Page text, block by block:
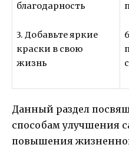
благодарность
3. Добавьте яркие
краски в свою
жизнь
Данный раздел
способам улучшения
повышения